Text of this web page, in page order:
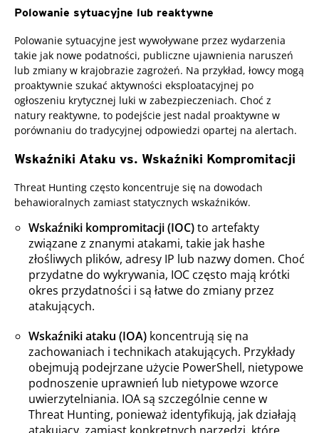
Polowanie sytuacyjne lub reaktywne
Polowanie sytuacyjne jest wywoływane przez wydarzenia
takie jak nowe podatności, publiczne ujawnienia naruszeń
lub zmiany w krajobrazie zagrożeń. Na przykład, łowcy mogą
proaktywnie szukać aktywności eksploatacyjnej po
ogłoszeniu krytycznej luki w zabezpieczeniach. Choć z
natury reaktywne, to podejście jest nadal proaktywne w
porównaniu do tradycyjnej odpowiedzi opartej na alertach.
Wskaźniki Ataku vs. Wskaźniki Kompromitacji
Threat Hunting często koncentruje się na dowodach
behawioralnych zamiast statycznych wskaźników.
Wskaźniki kompromitacji (IOC)to artefakty
związane z znanymi atakami, takie jak hashe
złośliwych plików, adresy IP lub nazwy domen. Choć
przydatne do wykrywania, IOC często mają krótki
okres przydatności i są łatwe do zmiany przez
atakujących.
Wskaźniki ataku (IOA) koncentrują się na
zachowaniach i technikach atakujących. Przykłady
obejmują podejrzane użycie PowerShell, nietypowe
podnoszenie uprawnień lub nietypowe wzorce
uwierzytelniania. IOA są szczególnie cenne w
Threat Hunting, ponieważ identyfikują, jak działają